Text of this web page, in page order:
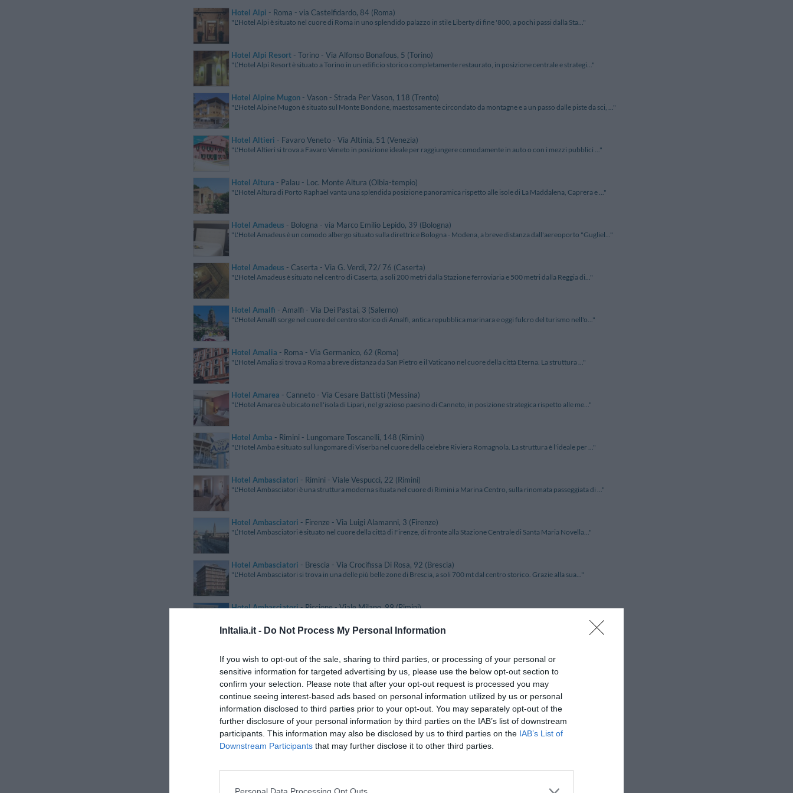
InItalia.it - Do Not Process My Personal Information
If you wish to opt-out of the sale, sharing to third parties, or processing of your personal or
sensitive information for targeted advertising by us, please use the below opt-out section to
confirm your selection. Please note that after your opt-out request is processed you may
continue seeing interest-based ads based on personal information utilized by us or personal
information disclosed to third parties prior to your opt-out. You may separately opt-out of the
further disclosure of your personal information by third parties on the IAB’s list of downstream
participants. This information may also be disclosed by us to third parties on the IAB’s List of
Downstream Participants that may further disclose it to other third parties.
Hotel Alpi - Roma - via Castelfidardo, 84 (Roma)
"L'Hotel Alpi è situato nel cuore di Roma in uno splendido palazzo in stile Liberty di fine '800, a pochi passi dalla Sta..."
Hotel Alpi Resort - Torino - Via Alfonso Bonafous, 5 (Torino)
"L’Hotel Alpi Resort è situato a Torino in un edificio storico completamente restaurato, in posizione centrale e strategi..."
Hotel Alpine Mugon - Vason - Strada Per Vason, 118 (Trento)
"L'Hotel Alpine Mugon è situato sul Monte Bondone, maestosamente circondato da montagne e a un passo dalle piste da sci, ..."
Hotel Altieri - Favaro Veneto - Via Altinia, 51 (Venezia)
"L'Hotel Altieri si trova a Favaro Veneto in posizione ideale per raggiungere comodamente in auto o con i mezzi pubblici ..."
Hotel Altura - Palau - Loc. Monte Altura (Olbia-tempio)
"L'Hotel Altura di Porto Raphael vanta una splendida posizione panoramica rispetto alle isole di La Maddalena, Caprera e ..."
Hotel Amadeus - Bologna - via Marco Emilio Lepido, 39 (Bologna)
"L'Hotel Amadeus è un comodo albergo situato sulla direttrice Bologna - Modena, a breve distanza dall'aereoporto "Gugliel..."
Hotel Amadeus - Caserta - Via G. Verdi, 72/ 76 (Caserta)
"L'Hotel Amadeus è situato nel centro di Caserta, a soli 200 metri dalla Stazione ferroviaria e 500 metri dalla Reggia di..."
Hotel Amalfi - Amalfi - Via Dei Pastai, 3 (Salerno)
"L'Hotel Amalfi sorge nel cuore del centro storico di Amalfi, antica repubblica marinara e oggi fulcro del turismo nell'o..."
Hotel Amalia - Roma - Via Germanico, 62 (Roma)
"L'Hotel Amalia si trova a Roma a breve distanza da San Pietro e il Vaticano nel cuore della città Eterna. La struttura ..."
Hotel Amarea - Canneto - Via Cesare Battisti (Messina)
"L'Hotel Amarea è ubicato nell'isola di Lipari, nel grazioso paesino di Canneto, in posizione strategica rispetto alle me..."
Hotel Amba - Rimini - Lungomare Toscanelli, 148 (Rimini)
"L'Hotel Amba è situato sul lungomare di Viserba nel cuore della celebre Riviera Romagnola. La struttura è l'ideale per ..."
Hotel Ambasciatori - Rimini - Viale Vespucci, 22 (Rimini)
"L'Hotel Ambasciatori è una struttura moderna situata nel cuore di Rimini a Marina Centro, sulla rinomata passeggiata di ..."
Hotel Ambasciatori - Firenze - Via Luigi Alamanni, 3 (Firenze)
"L’Hotel Ambasciatori è situato nel cuore della città di Firenze, di fronte alla Stazione Centrale di Santa Maria Novella..."
Hotel Ambasciatori - Brescia - Via Crocifissa Di Rosa, 92 (Brescia)
"L'Hotel Ambasciatori si trova in una delle più belle zone di Brescia, a soli 700 mt dal centro storico. Grazie alla sua..."
Hotel Ambasciatori- Riccione - Viale Milano, 99 (Rimini)
"L'Hotel Ambasciatori e Tangerine Spa si trova nel cuore della cittadina termale di Fiuggi, immerso in una fantastica cor..."
Hotel Ambassador - Laigueglia - Via Dei Pini, 5 (Savona)
"L'Hotel Ambassador di Laigueglia si trova in zona panoramica con splendida vista mare, in un'area tranquilla e lontana d..."
Hotel Ambassador- Rimini - Viale Regina Elena, 86 (Rimini)
"L'Hotel Ambassador è un elegante 4 stelle in stile Liberty, situato a Rimini in posizione privilegiata rispetto al centr..."
"L'hotel Ambra è situato a Lignano Sabbiadoro, in una zona tranquilla a pochi passi dal mare. Ideale per una vacanza rig..."